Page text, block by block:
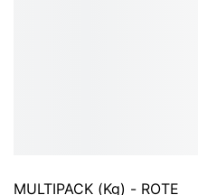
MULTIPACK (kg) - ROTE